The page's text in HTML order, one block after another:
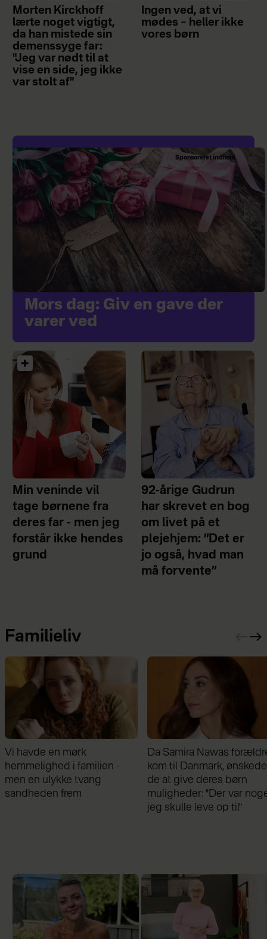
Morten Kirckhoff
lærte noget vigtigt,
da han mistede sin
demenssyge far:
"Jeg var nødt til at
vise en side, jeg ikke
var stolt af"
Ingen ved, at vi
mødes – heller ikke
vores børn
Sponsoreret indhold
Mors dag: Giv en gave der
varer ved
Min veninde vil
tage børnene fra
deres far - men jeg
forstår ikke hendes
grund
92-årige Gudrun
har skrevet en bog
om livet på et
plejehjem: ”Det er
jo også, hvad man
må forvente”
Familieliv
Da Samira Nawas forældre
kom til Danmark, ønskede
de at give deres børn
muligheder: "Der var noget,
Min veninde vil tage
børnene fra deres far -
jeg forstår ikke hendes
grund